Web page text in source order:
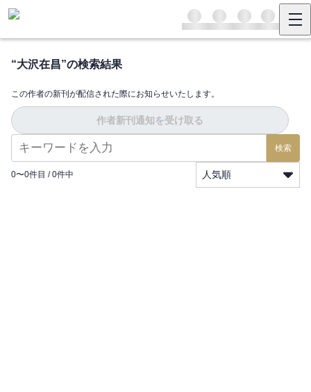
“大沢在昌”の検索結果
この作者の新刊が配信された際にお知らせいたします。
作者新刊通知を受け取る
検索
0〜0件目 / 0件中 人気順